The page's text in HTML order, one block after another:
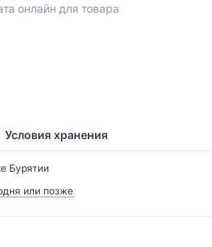
онлайн для товара
Условия хранения
Бурятии
или позже